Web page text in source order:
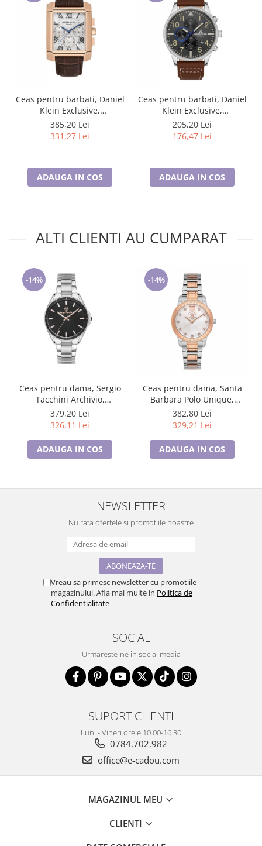
Ceas pentru barbati, Daniel
Klein Exclusive,
DK.1.13748.5
385,20 Lei
331,27 Lei
ADAUGA IN COS
Ceas pentru barbati, Daniel
Klein Exclusive,
DK.1.13389.2
205,20 Lei
176,47 Lei
ADAUGA IN COS
ALTI CLIENTI AU CUMPARAT
-14%
Ceas pentru dama, Sergio
Tacchini Archivio,
ST.1.10365.1
379,20 Lei
326,11 Lei
ADAUGA IN COS
-14%
Ceas pentru dama, Santa
Barbara Polo Unique,
SB.1.10257.3
382,80 Lei
329,21 Lei
ADAUGA IN COS
NEWSLETTER
Nu rata ofertele si promotiile noastre
Vreau sa primesc newsletter cu promotiile
magazinului. Afla mai multe in Politica de
Confidentialitate
SOCIAL
Urmareste-ne in social media
SUPORT CLIENTI
Luni - Vineri orele 10.00-16.30
0784.702.982
office@e-cadou.com
MAGAZINUL MEU
CLIENTI